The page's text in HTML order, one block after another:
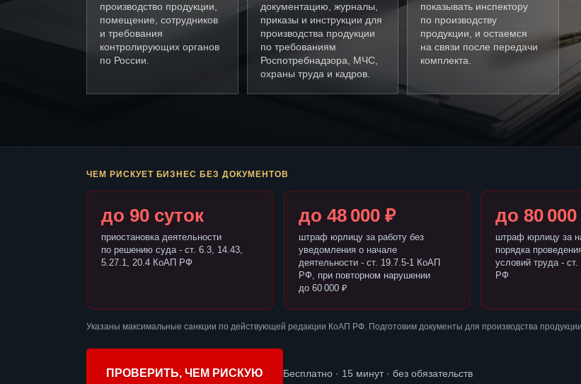
производство продукции,
помещение, сотрудников
и требования
контролирующих органов
по России.
документацию, журналы,
приказы и инструкции для
производства продукции
по требованиям
Роспотребнадзора, МЧС,
охраны труда и кадров.
показывать инспектору
по производству
продукции, и остаемся
на связи после передачи
комплекта.
ЧЕМ РИСКУЕТ БИЗНЕС БЕЗ ДОКУМЕНТОВ
до 90 суток
приостановка деятельности
по решению суда - ст. 6.3, 14.43,
5.27.1, 20.4 КоАП РФ
до 48 000 ₽
штраф юрлицу за работу без
уведомления о начале
деятельности - ст. 19.7.5-1 КоАП
РФ, при повторном нарушении
до 60 000 ₽
до 80 000
штраф юрлицу за
порядка
условий труда -
РФ
Указаны максимальные санкции по действующей редакции КоАП РФ. Подготовим документы для производства
ПРОВЕРИТЬ, ЧЕМ РИСКУЮ Бесплатно · 15 минут · без обязательств